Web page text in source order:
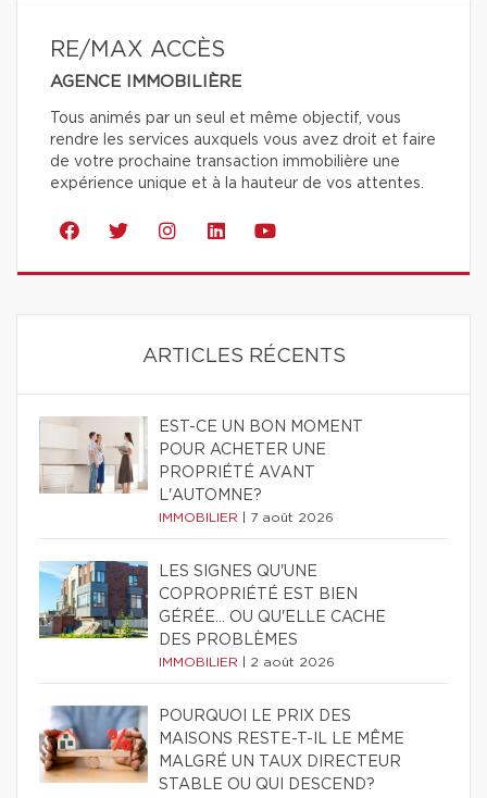
RE/MAX ACCÈS
AGENCE IMMOBILIÈRE
Tous animés par un seul et même objectif, vous
rendre les services auxquels vous avez droit et faire
de votre prochaine transaction immobilière une
expérience unique et à la hauteur de vos attentes.
ARTICLES RÉCENTS
EST-CE UN BON MOMENT
POUR ACHETER UNE
PROPRIÉTÉ AVANT
L'AUTOMNE?
IMMOBILIER 7 août 2026
LES SIGNES QU'UNE
COPROPRIÉTÉ EST BIEN
GÉRÉE… OU QU'ELLE CACHE
DES PROBLÈMES
IMMOBILIER 2 août 2026
POURQUOI LE PRIX DES
MAISONS RESTE-T-IL LE MÊME
MALGRÉ UN TAUX DIRECTEUR
STABLE OU QUI DESCEND?